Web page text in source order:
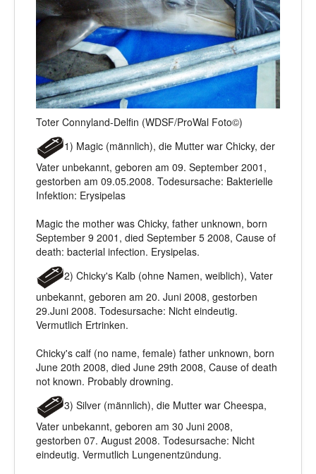
Toter Connyland-Delfin (WDSF/ProWal Foto©)
1) Magic (männlich), die Mutter war Chicky, der
Vater unbekannt, geboren am 09. September 2001,
gestorben am 09.05.2008. Todesursache: Bakterielle
Infektion: Erysipelas
Magic the mother was Chicky, father unknown, born
September 9 2001, died September 5 2008, Cause of
death: bacterial infection. Erysipelas.
2) Chicky's Kalb (ohne Namen, weiblich), Vater
unbekannt, geboren am 20. Juni 2008, gestorben
29.Juni 2008. Todesursache: Nicht eindeutig.
Vermutlich Ertrinken.
Chicky's calf (no name, female) father unknown, born
June 20th 2008, died June 29th 2008, Cause of death
not known. Probably drowning.
3) Silver (männlich), die Mutter war Cheespa,
Vater unbekannt, geboren am 30 Juni 2008,
gestorben 07. August 2008. Todesursache: Nicht
eindeutig. Vermutlich Lungenentzündung.